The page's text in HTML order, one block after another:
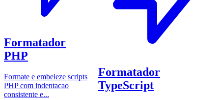
Formatador
PHP
Formate e embeleze scripts
PHP com indentacao
consistente e...
Formatador
TypeScript